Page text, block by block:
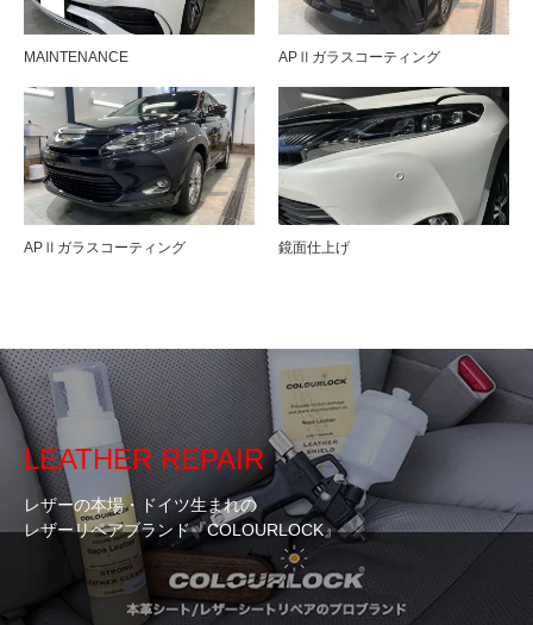
MAINTENANCE APⅡガラスコーティング
APⅡガラスコーティング 鏡面仕上げ
LEATHER REPAIR
レザーの本場・ドイツ生まれの
レザーリペアブランド『COLOURLOCK』